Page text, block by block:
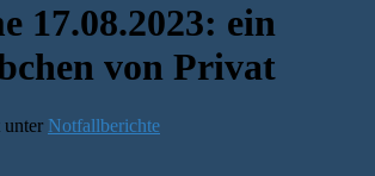
17.08.2023: ein
von Privat
Notfallberichte